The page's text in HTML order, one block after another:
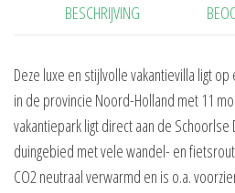
BESCHRIJVING
Deze luxe en stijlvolle vakantievilla ligt
in de provincie Noord-Holland met 11
vakantiepark ligt direct aan de
duingebied met vele wandel- en
CO2 neutraal verwarmd en is o.a.